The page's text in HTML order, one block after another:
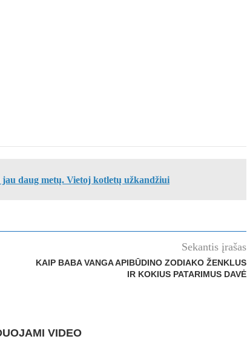
daug metų. Vietoj kotletų užkandžiui
Sekantis įrašas
KAIP BABA VANGA APIBŪDINO ZODIAKO ŽENKLUS
IR KOKIUS PATARIMUS DAVĖ
VIDEO